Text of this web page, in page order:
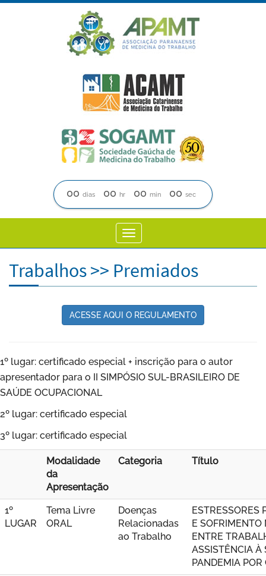
00dias 00hr 00min 00sec
Toggle
navigation
Trabalhos >> Premiados
ACESSE AQUI O REGULAMENTO
1º lugar: certificado especial + inscrição para o autor
apresentador para o II SIMPÓSIO SUL-BRASILEIRO DE
SAÚDE OCUPACIONAL
2º lugar: certificado especial
3º lugar: certificado especial
Modalidade
da
Apresentação
Categoria Título
1º
LUGAR
Tema Livre
ORAL
Doenças
Relacionadas
ao Trabalho
ESTRESSORES
E SOFRIMENTO
ENTRE
ASSISTÊNCIA À
PANDEMIA POR